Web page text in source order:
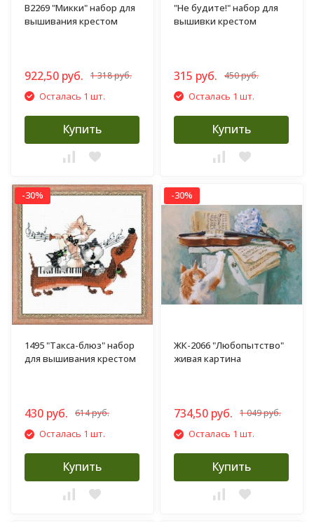
B2269 "Микки" набор для
вышивания крестом
922,50 руб. 1 318 руб.
Осталась 1 шт.
Купить
"Не будите!" набор для
вышивки крестом
315 руб. 450 руб.
Осталась 1 шт.
Купить
-30%
1495 "Такса-блюз" набор
для вышивания крестом
430 руб. 614 руб.
Осталась 1 шт.
Купить
-30%
ЖК-2066 "Любопытство"
живая картина
734,50 руб. 1 049 руб.
Осталась 1 шт.
Купить